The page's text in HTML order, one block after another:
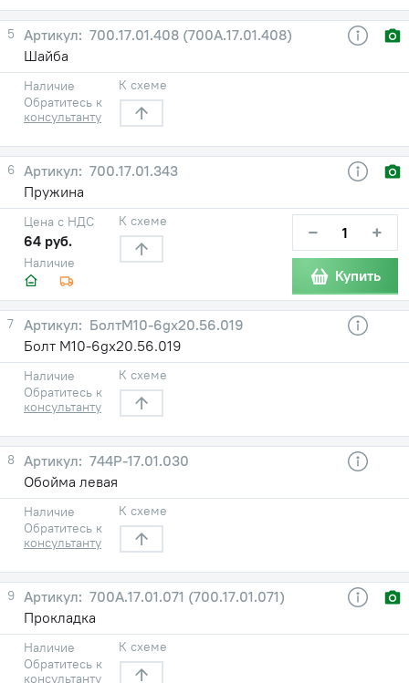
5
700.17.01.408 (700А.17.01.408)
Шайба
Наличие
Обратитесь к
консультанту
К схеме
6
700.17.01.343
Пружина
Наличие
Цена с НДС
64 руб.
К схеме − +
Купить
7
БолтМ10-6gх20.56.019
Болт М10-6gх20.56.019
Наличие
Обратитесь к
консультанту
К схеме
8
744Р-17.01.030
Обойма левая
Наличие
Обратитесь к
консультанту
К схеме
9
700А.17.01.071 (700.17.01.071)
Прокладка
Наличие
Обратитесь к
консультанту
К схеме